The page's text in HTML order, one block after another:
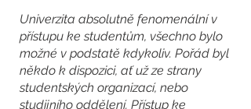
Univerzita absolutně fenomenální v
přístupu ke studentům, všechno bylo
možné v podstatě kdykoliv. Pořád byl
někdo k dispozici, ať už ze strany
studentských organizací, nebo
studijního oddělení. Přístup ke